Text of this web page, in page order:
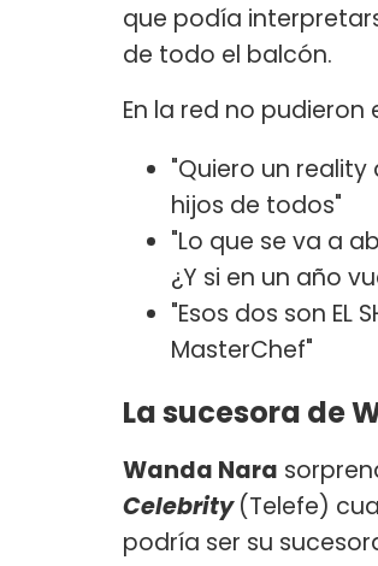
que podía
de todo el balcón.
En la red no
"Quiero un reality
hijos de todos"
"Lo que se va a
¿Y si en un año
"Esos dos son EL
MasterChef"
La sucesora de
Wanda Nara
Celebrity(Telefe)
podría ser su